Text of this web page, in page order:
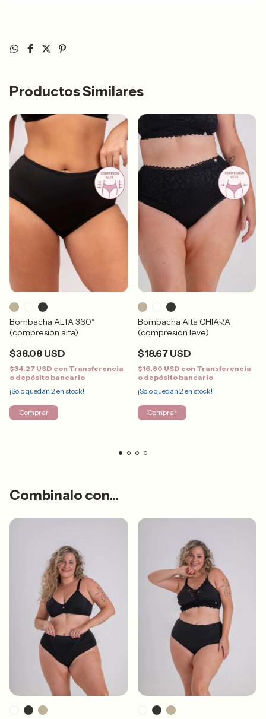
Productos Similares
Bombacha ALTA 360*
(compresión alta)
$38.08 USD
$34.27 USD con Transferencia
o depósito bancario
¡Solo quedan 2 en stock!
Comprar
Bombacha Alta CHIARA
(compresión leve)
$18.67 USD
$16.80 USD con Transferencia
o depósito bancario
¡Solo quedan 2 en stock!
Comprar
Combinalo con...